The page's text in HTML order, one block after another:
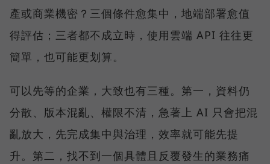
產或商業機密？三個條件愈集中，地端部署愈值
得評估；三者都不成立時，使用雲端 API 往往更
簡單，也可能更划算。
可以先等的企業，大致也有三種。第一，資料仍
分散、版本混亂、權限不清，急著上 AI 只會把混
亂放大，先完成集中與治理，效率就可能先提
升。第二，找不到一個具體且反覆發生的業務痛